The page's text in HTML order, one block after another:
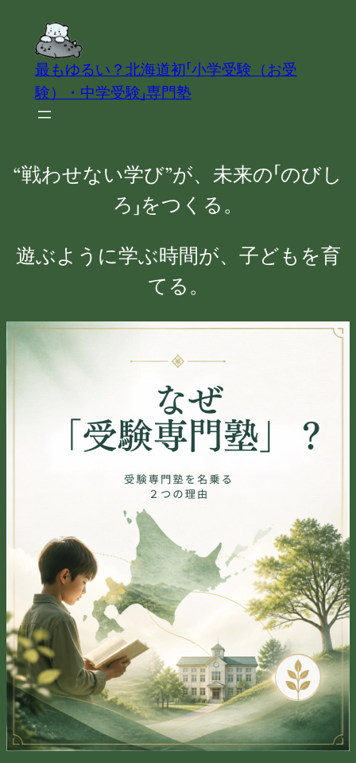
最もゆるい？北海道初「小学受験（お受
験）・中学受験」専門塾
“戦わせない学び”が、未来の「のびし
ろ」をつくる。
遊ぶように学ぶ時間が、子どもを育
てる。